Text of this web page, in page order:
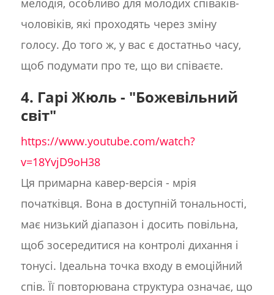
мелодія, особливо для молодих співаків-
чоловіків, які проходять через зміну
голосу. До того ж, у вас є достатньо часу,
щоб подумати про те, що ви співаєте.
4. Гарі Жюль - "Божевільний
світ"
https://www.youtube.com/watch?
v=18YvjD9oH38
Ця примарна кавер-версія - мрія
початківця. Вона в доступній тональності,
має низький діапазон і досить повільна,
щоб зосередитися на контролі дихання і
тонусі. Ідеальна точка входу в емоційний
спів. Її повторювана структура означає, що